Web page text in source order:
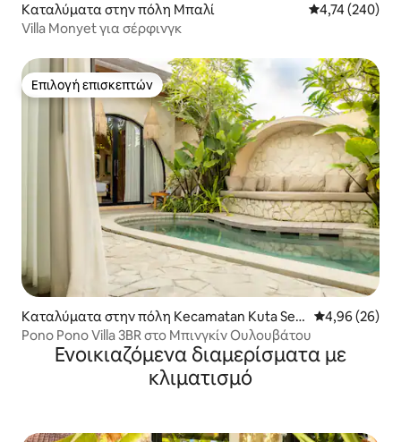
Καταλύματα στην πόλη Μπαλί Μέση
4,74 (240)
Villa Monyet για σέρφινγκ
Επιλογή επισκεπτών
Επιλογή επισκεπτών
Καταλύματα στην πόλη Kecamatan Kuta Sela
tan
Μέση
4,96 (26)
Pono Pono Villa 3BR στο Μπινγκίν Ουλουβάτου
Ενοικιαζόμενα διαμερίσματα με
κλιματισμό